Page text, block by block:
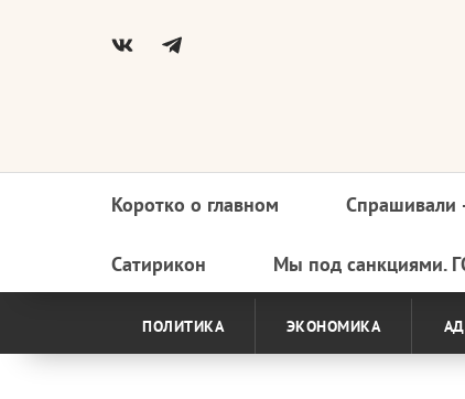
Основная
навигация
Коротко о главном Спрашивали
Сатирикон Мы под санкциями.
ПОЛИТИКА ЭКОНОМИКА